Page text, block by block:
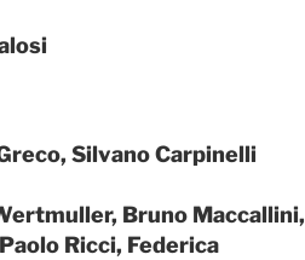
Silvano Carpinelli
Bruno Maccallini,
Ricci, Federica